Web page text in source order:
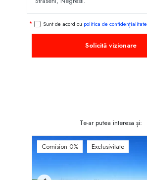
Sunt de acord cu politica de confidențialitate
Solicită vizionare
Te-ar putea interesa și:
Comision 0% Exclusivitate